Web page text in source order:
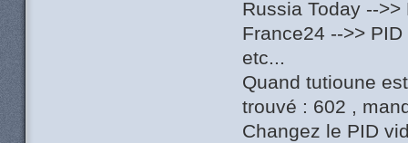
Russia Today --
France24 -->>
etc...
Quand tutioune
trouvé : 602 ,
Changez le PID